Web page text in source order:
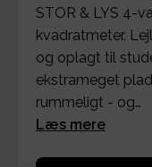
STOR & LYS 4-
kvadratmeter.
og oplagt til
ekstrameget
rummeligt - og…
Læs mere